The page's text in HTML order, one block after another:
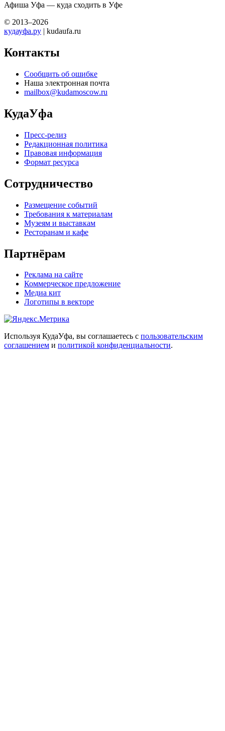
Афиша Уфа — куда сходить в Уфе
© 2013–2026
кудауфа.ру | kudaufa.ru
Контакты
Сообщить об ошибке
Наша электронная почта
mailbox@kudamoscow.ru
КудаУфа
Пресс-релиз
Редакционная политика
Правовая информация
Формат ресурса
Сотрудничество
Размещение событий
Требования к материалам
Музеям и выставкам
Ресторанам и кафе
Партнёрам
Реклама на сайте
Коммерческое предложение
Медиа кит
Логотипы в векторе
Используя КудаУфа, вы соглашаетесь с пользовательским
соглашением и политикой конфиденциальности.